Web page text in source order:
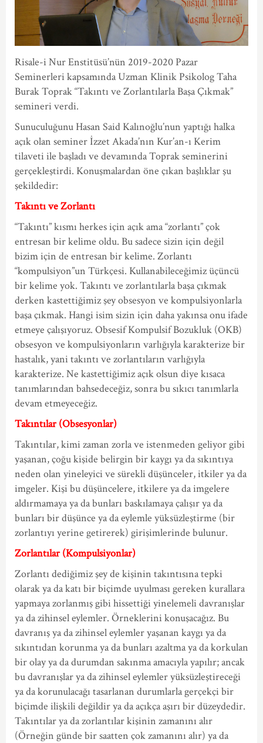
Risale-i Nur Enstitüsü’nün 2019-2020 Pazar
Seminerleri kapsamında Uzman Klinik Psikolog Taha
Burak Toprak “Takıntı ve Zorlantılarla Başa Çıkmak”
semineri verdi.
Sunuculuğunu Hasan Said Kalınoğlu’nun yaptığı halka
açık olan seminer İzzet Akada’nın Kur’an-ı Kerim
tilaveti ile başladı ve devamında Toprak seminerini
gerçekleştirdi. Konuşmalardan öne çıkan başlıklar şu
şekildedir:
Takıntı ve Zorlantı
“Takıntı” kısmı herkes için açık ama “zorlantı” çok
entresan bir kelime oldu. Bu sadece sizin için değil
bizim için de entresan bir kelime. Zorlantı
“kompulsiyon”un Türkçesi. Kullanabileceğimiz üçüncü
bir kelime yok. Takıntı ve zorlantılarla başa çıkmak
derken kastettiğimiz şey obsesyon ve kompulsiyonlarla
başa çıkmak. Hangi isim sizin için daha yakınsa onu ifade
etmeye çalışıyoruz. Obsesif Kompulsif Bozukluk (OKB)
obsesyon ve kompulsiyonların varlığıyla karakterize bir
hastalık, yani takıntı ve zorlantıların varlığıyla
karakterize. Ne kastettiğimiz açık olsun diye kısaca
tanımlarından bahsedeceğiz, sonra bu sıkıcı tanımlarla
devam etmeyeceğiz.
Takıntılar (Obsesyonlar)
Takıntılar, kimi zaman zorla ve istenmeden geliyor gibi
yaşanan, çoğu kişide belirgin bir kaygı ya da sıkıntıya
neden olan yineleyici ve sürekli düşünceler, itkiler ya da
imgeler. Kişi bu düşüncelere, itkilere ya da imgelere
aldırmamaya ya da bunları baskılamaya çalışır ya da
bunları bir düşünce ya da eylemle yüksüzleştirme (bir
zorlantıyı yerine getirerek) girişimlerinde bulunur.
Zorlantılar (Kompulsiyonlar)
Zorlantı dediğimiz şey de kişinin takıntısına tepki
olarak ya da katı bir biçimde uyulması gereken kurallara
yapmaya zorlanmış gibi hissettiği yinelemeli davranışlar
ya da zihinsel eylemler. Örneklerini konuşacağız. Bu
davranış ya da zihinsel eylemler yaşanan kaygı ya da
sıkıntıdan korunma ya da bunları azaltma ya da korkulan
bir olay ya da durumdan sakınma amacıyla yapılır; ancak
bu davranışlar ya da zihinsel eylemler yüksüzleştireceği
ya da korunulacağı tasarlanan durumlarla gerçekçi bir
biçimde ilişkili değildir ya da açıkça aşırı bir düzeydedir.
Takıntılar ya da zorlantılar kişinin zamanını alır
(Örneğin günde bir saatten çok zamanını alır) ya da